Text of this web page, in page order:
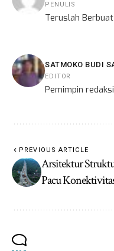
PENULIS
Teruslah
SATMOKO BUDI
EDITOR
Pemimpin
PREVIOUS ARTICLE
Arsitektur
Pacu